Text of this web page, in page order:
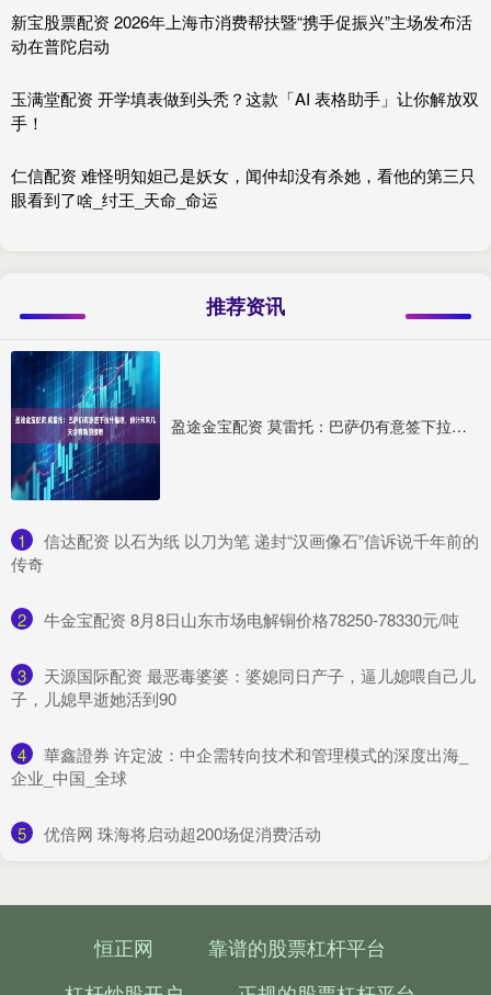
新宝股票配资 2026年上海市消费帮扶暨“携手促振兴”主场发布活
动在普陀启动
玉满堂配资 开学填表做到头秃？这款「AI 表格助手」让你解放双
手！
仁信配资 难怪明知妲己是妖女，闻仲却没有杀她，看他的第三只
眼看到了啥_纣王_天命_命运
推荐资讯
盈途金宝配资 莫雷托：巴萨仍有意签下拉什福德，预计未来几天会有新的接触
1
​信达配资 以石为纸 以刀为笔 递封“汉画像石”信诉说千年前的
传奇
2 ​牛金宝配资 8月8日山东市场电解铜价格78250-78330元/吨
3
​天源国际配资 最恶毒婆婆：婆媳同日产子，逼儿媳喂自己儿
子，儿媳早逝她活到90
4
​華鑫證券 许定波：中企需转向技术和管理模式的深度出海_
企业_中国_全球
5 ​优倍网 珠海将启动超200场促消费活动
恒正网
靠谱的股票杠杆平台